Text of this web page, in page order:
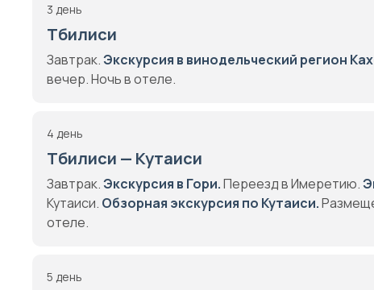
3 день
Тбилиси
Завтрак.Экскурсия в винодельческий регион
вечер. Ночь в отеле.
4 день
Тбилиси — Кутаиси
Завтрак.Экскурсия в Гори.Переезд в Имеретию.
Кутаиси. Обзорная экскурсия по Кутаиси.
отеле.
5 день